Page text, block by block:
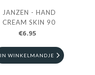
JANZEN - HAND
CREAM SKIN 90
€6.95
IN WINKELMANDJE